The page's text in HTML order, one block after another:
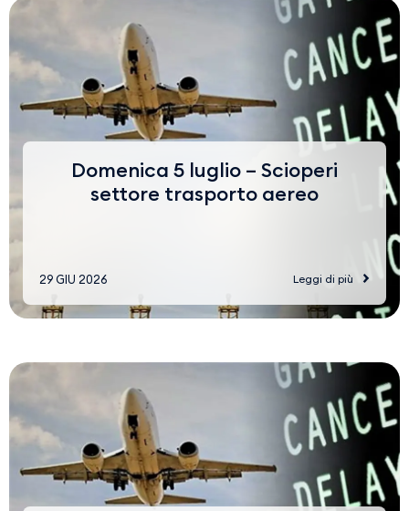
Domenica 5 luglio – Scioperi
settore trasporto aereo
29 GIU 2026 Leggi di più